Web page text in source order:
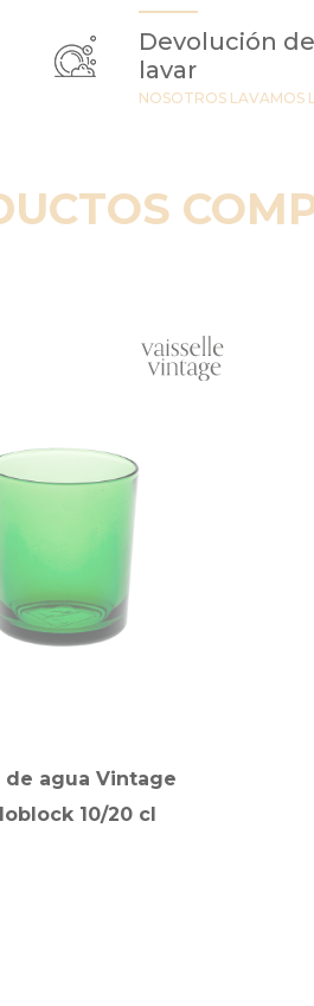
Devolución
lavar
NOSOTROS LAVAMOS
de agua Vintage
10/20 cl